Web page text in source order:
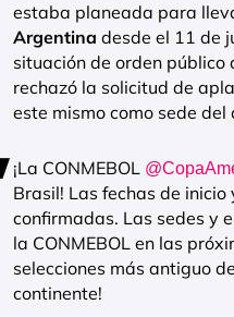
estaba planeada para
Argentina desde el 11 de
situación de orden público
rechazó la solicitud de
este mismo como sede del
¡La CONMEBOL
Brasil! Las fechas de
confirmadas. Las sedes y
la CONMEBOL en las
selecciones más antiguo
continente!